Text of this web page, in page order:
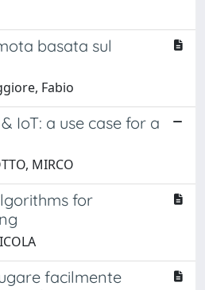
basata sul
Fabio
IoT: a use case for a
MIRCO
for
facilmente